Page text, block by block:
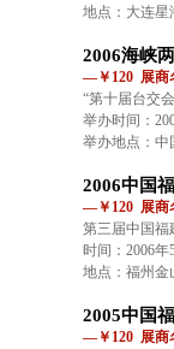
地点：大连星
2006海峡
—￥120 展商
“第十届台交
举办时间：
举办地点：中
2006中国
—￥120 展商
第三届中国福
时间：2006年
地点：福州金
2005中国
—￥120 展商